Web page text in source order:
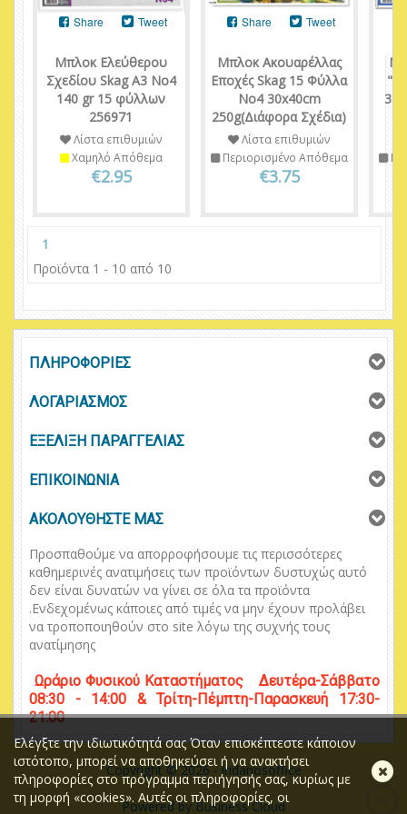
Μπλοκ Ελεύθερου
Σχεδίου Skag Α3 No4
140 gr 15 φύλλων
256971
Share Tweet
Λίστα επιθυμιών
Χαμηλό Απόθεμα
€2.95
Μπλοκ Ακουαρέλλας
Εποχές Skag 15 Φύλλα
No4 30x40cm
250g(Διάφορα Σχέδια)
Share Tweet
Λίστα επιθυμιών
Περιορισμένο Απόθεμα
€3.75
1
Προϊόντα 1 - 10 από 10
ΠΛΗΡΟΦΟΡΙΕΣ
ΛΟΓΑΡΙΑΣΜΟΣ
ΕΞΕΛΙΞΗ ΠΑΡΑΓΓΕΛΙΑΣ
ΕΠΙΚΟΙΝΩΝΙΑ
ΑΚΟΛΟΥΘΗΣΤΕ ΜΑΣ
Προσπαθούμε να απορροφήσουμε τις περισσότερες
καθημερινές ανατιμήσεις των προϊόντων δυστυχώς αυτό
δεν είναι δυνατών να γίνει σε όλα τα προϊόντα
.Ενδεχομένως κάποιες από τιμές να μην έχουν προλάβει
να τροποποιηθούν στο site λόγω της συχνής τους
ανατίμησης
Ωράριο Φυσικού Καταστήματος Δευτέρα-Σάββατο
08:30 - 14:00 & Τρίτη-Πέμπτη-Παρασκευή 17:30-
21:00
Copyright © 2026 - iridanosoffice
Powered by Business Cloud
Ελέγξτε την ιδιωτικότητά σας Όταν επισκέπτεστε κάποιον
ιστότοπο, μπορεί να αποθηκεύσει ή να ανακτήσει
πληροφορίες στο πρόγραμμα περιήγησής σας, κυρίως με
τη μορφή «cookies». Αυτές οι πληροφορίες, οι